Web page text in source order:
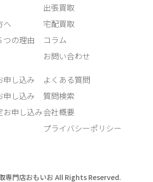
へ
つの理由
出張買取
宅配買取
コラム
お問い合わせ
申し込み
申し込み
お申し込み
よくある質問
質問検索
会社概要
プライバシーポリシー
専門店おもいお All Rights Reserved.